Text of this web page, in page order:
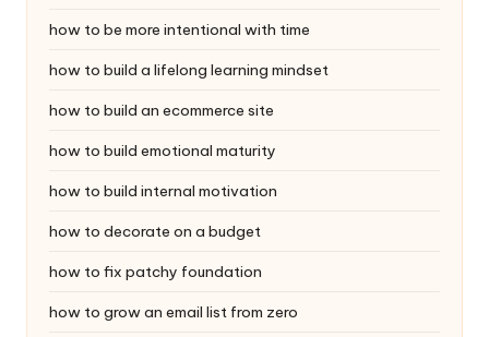
how to be more intentional with time
how to build a lifelong learning mindset
how to build an ecommerce site
how to build emotional maturity
how to build internal motivation
how to decorate on a budget
how to fix patchy foundation
how to grow an email list from zero